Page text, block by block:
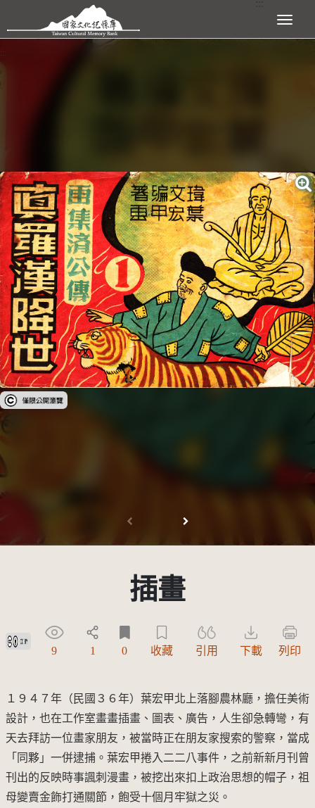
跳到主要內容區塊 展開選單
:::
受著作權法保護-僅限於本平台有限度公開瀏覽
插畫
創用CC姓名標示 3.0 台灣及其後版本(CC BY 3.0 TW +)
9 1 0 收藏 引用 下載 列印
１９４７年（民國３６年）葉宏甲北上落腳農林廳，擔任美術
設計，也在工作室畫畫插畫、圖表、廣告，人生卻急轉彎，有
天去拜訪一位畫家朋友，被當時正在朋友家搜索的警察，當成
「同夥」一併逮捕。葉宏甲捲入二二八事件，之前新新月刊曾
刊出的反映時事諷刺漫畫，被挖出來扣上政治思想的帽子，祖
母變賣金飾打通關節，飽受十個月牢獄之災。